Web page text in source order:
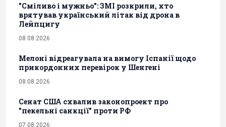
"Сміливо і мужньо": ЗМІ розкрили, хто
врятував український літак від дрона в
Лейпцигу
08.08.2026
Мелоні відреагувала на вимогу Іспанії щодо
прикордонних перевірок у Шенгені
08.08.2026
Сенат США схвалив законопроект про
"пекельні санкції" проти РФ
07.08.2026